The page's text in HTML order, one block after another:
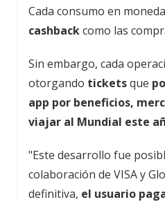
Cada consumo en
cashbackcomo las
Sin embargo, cada
otorgando ticketsque
app por beneficios,
viajar al Mundial este
"Este desarrollo fue
colaboración de VISA y
definitiva, el usuario